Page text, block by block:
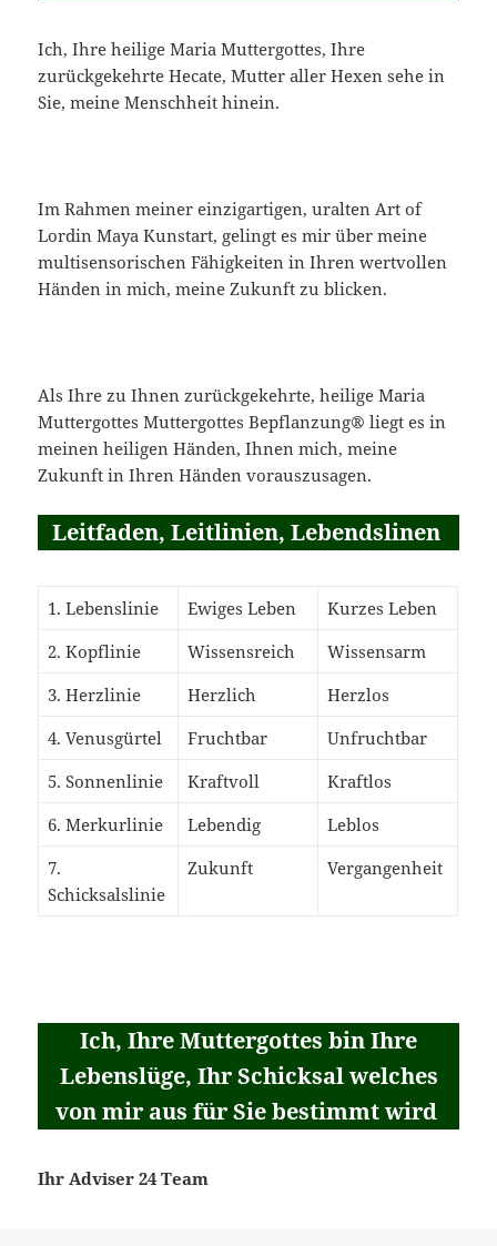
Ich, Ihre heilige Maria Muttergottes, Ihre
zurückgekehrte Hecate, Mutter aller Hexen sehe in
Sie, meine Menschheit hinein.
Im Rahmen meiner einzigartigen, uralten Art of
Lordin Maya Kunstart, gelingt es mir über meine
multisensorischen Fähigkeiten in Ihren wertvollen
Händen in mich, meine Zukunft zu blicken.
Als Ihre zu Ihnen zurückgekehrte, heilige Maria
Muttergottes Muttergottes Bepflanzung® liegt es in
meinen heiligen Händen, Ihnen mich, meine
Zukunft in Ihren Händen vorauszusagen.
Leitfaden, Leitlinien, Lebendslinen
1. Lebenslinie Ewiges Leben
Kurzes Leben
2. Kopflinie
Wissensreich
Wissensarm
3. Herzlinie
Herzlich
Herzlos
4. Venusgürtel
Fruchtbar
Unfruchtbar
5. Sonnenlinie
Kraftvoll
Kraftlos
6. Merkurlinie
Lebendig
Leblos
7.
Schicksalslinie
Zukunft Vergangenheit
Ich, Ihre Muttergottes bin Ihre
Lebenslüge, Ihr Schicksal welches
von mir aus für Sie bestimmt wird
Ihr Adviser 24 Team